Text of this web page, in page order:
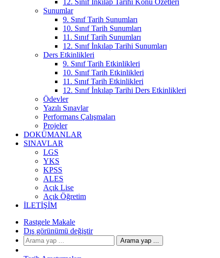
12. Sınıf İnkılap Tarihi Konu Özetleri
Sunumlar
9. Sınıf Tarih Sunumları
10. Sınıf Tarih Sunumları
11. Sınıf Tarih Sunumları
12. Sınıf İnkılap Tarihi Sunumları
Ders Etkinlikleri
9. Sınıf Tarih Etkinlikleri
10. Sınıf Tarih Etkinlikleri
11. Sınıf Tarih Etkinlikleri
12. Sınıf İnkılap Tarihi Ders Etkinlikleri
Ödevler
Yazılı Sınavlar
Performans Çalışmaları
Projeler
DOKÜMANLAR
SINAVLAR
LGS
YKS
KPSS
ALES
Açık Lise
Açık Öğretim
İLETIŞIM
Rastgele Makale
Dış görünümü değiştir
Arama yap ...